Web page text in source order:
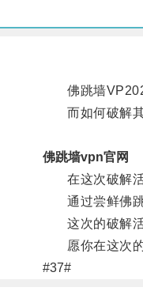
佛跳墙VP2023
而如何破解其
佛跳墙vpn官网
在这次破解活
通过尝鲜佛跳
这次的破解活
愿你在这次的
#37#